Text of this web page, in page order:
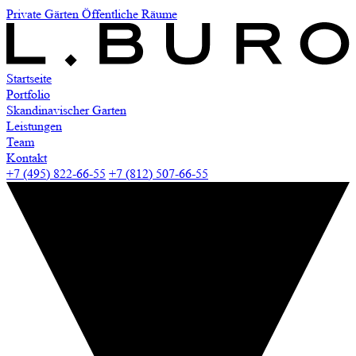
Private Gärten Öffentliche Räume
Startseite
Portfolio
Skandinavischer Garten
Leistungen
Team
Kontakt
+7 (495) 822-66-55 +7 (812) 507-66-55